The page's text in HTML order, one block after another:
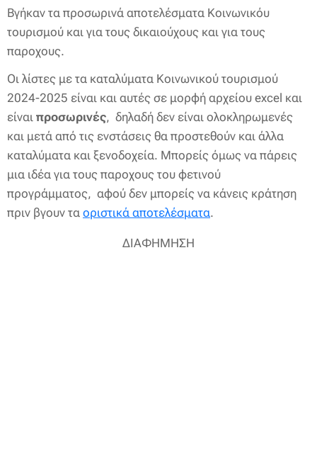
Βγήκαν τα προσωρινά αποτελέσματα Κοινωνικόυ
τουρισμού και για τους δικαιούχους και για τους
παροχους.
Οι λίστες με τα καταλύματα Κοινωνικού τουρισμού
2024-2025 είναι και αυτές σε μορφή αρχείου excel και
είναι προσωρινές, δηλαδή δεν είναι ολοκληρωμενές
και μετά από τις ενστάσεις θα προστεθούν και άλλα
καταλύματα και ξενοδοχεία. Μπορείς όμως να πάρεις
μια ιδέα για τους παροχους του φετινού
προγράμματος, αφού δεν μπορείς να κάνεις κράτηση
πριν βγουν τα οριστικά αποτελέσματα.
ΔΙΑΦΗΜΗΣΗ